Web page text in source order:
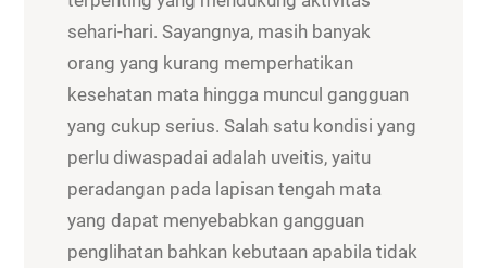
sehari-hari. Sayangnya, masih banyak
orang yang kurang memperhatikan
kesehatan mata hingga muncul gangguan
yang cukup serius. Salah satu kondisi yang
perlu diwaspadai adalah uveitis, yaitu
peradangan pada lapisan tengah mata
yang dapat menyebabkan gangguan
penglihatan bahkan kebutaan apabila tidak